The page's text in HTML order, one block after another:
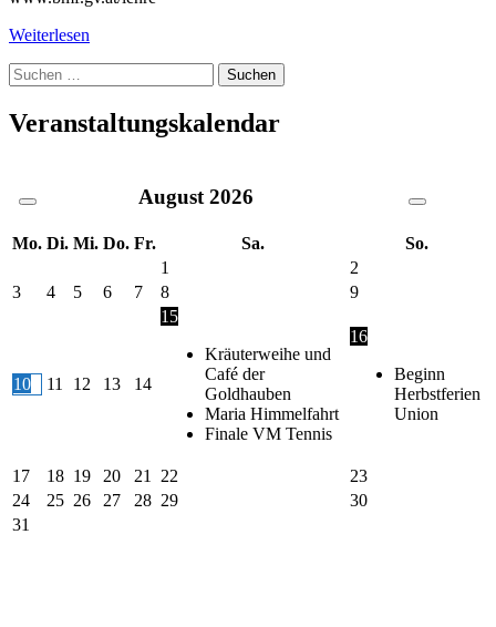
Weiterlesen
Suche
nach:
Veranstaltungskalendar
August 2026
Mo. Di. Mi. Do. Fr. Sa.
So.
1
2
3
4 5 6 7 8 9
10 11 12 13 14
15
Kräuterweihe und
Café der
Goldhauben
Maria Himmelfahrt
Finale VM Tennis
16
Beginn
Herbstferien
Union
17 18 19 20 21 22
23
24
25 26 27 28 29
30
31